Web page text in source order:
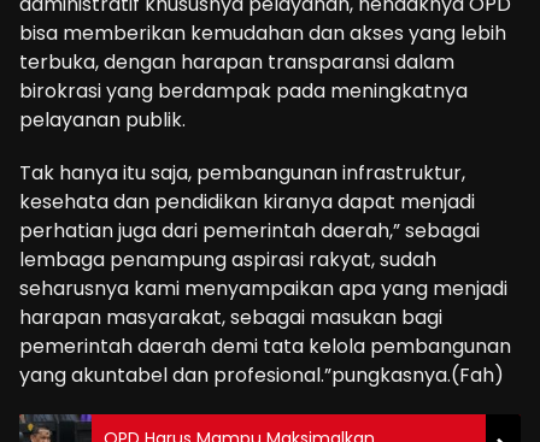
bisa memberikan kemudahan dan akses yang lebih
terbuka, dengan harapan transparansi dalam
birokrasi yang berdampak pada meningkatnya
pelayanan publik.
Tak hanya itu saja, pembangunan infrastruktur,
kesehata dan pendidikan kiranya dapat menjadi
perhatian juga dari pemerintah daerah,” sebagai
lembaga penampung aspirasi rakyat, sudah
seharusnya kami menyampaikan apa yang menjadi
harapan masyarakat, sebagai masukan bagi
pemerintah daerah demi tata kelola pembangunan
yang akuntabel dan profesional.”pungkasnya.(Fah)